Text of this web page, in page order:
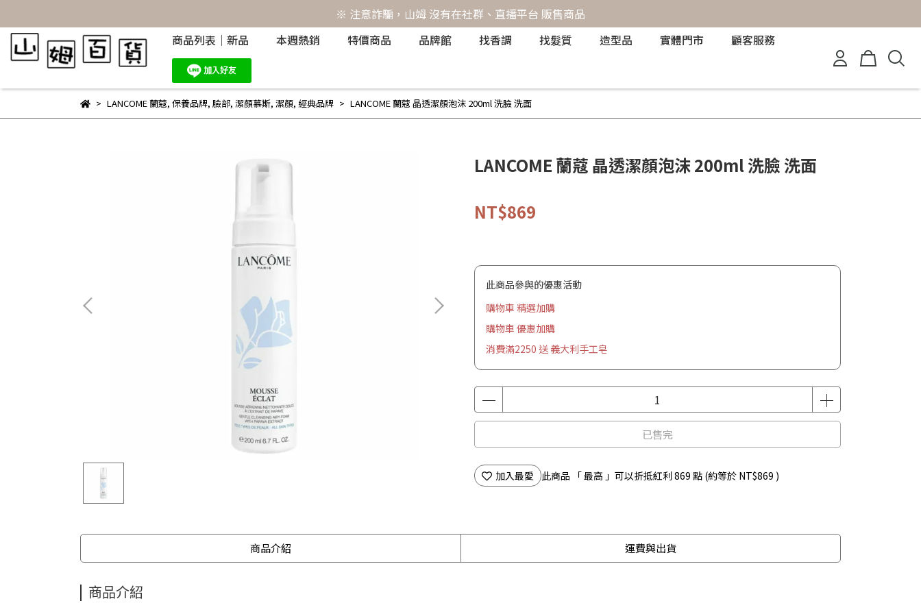
※ 注意詐騙，山姆 沒有在社群、直播平台 販售商品
商品列表｜新品
本週熱銷 特價商品 品牌館 找香調 找髮質 造型品 實體門市 顧客服務
LANCOME 蘭蔻, 保養品牌, 臉部, 潔顏慕斯, 潔顏, 經典品牌 LANCOME 蘭蔻 晶透潔顏泡沫 200ml 洗臉 洗面
LANCOME 蘭蔻 晶透潔顏泡沫 200ml 洗臉 洗面
NT$869
此商品參與的優惠活動
購物車 精選加購
購物車 優惠加購
消費滿2250 送 義大利手工皂
已售完
加入最愛 此商品 「 最高 」可以折抵紅利 869 點 (約等於 NT$869 )
商品介紹 運費與出貨
商品介紹